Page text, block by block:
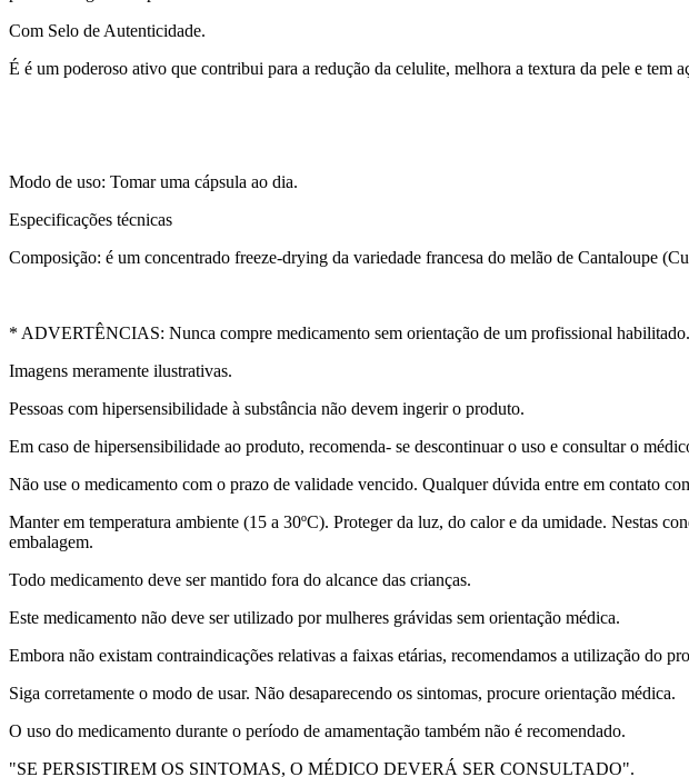
Com Selo de Autenticidade.
É é um poderoso ativo que contribui para a redução da celulite, melhora a textura da pele e tem
Modo de uso: Tomar uma cápsula ao dia.
Especificações técnicas
Composição: é um concentrado freeze-drying da variedade francesa do melão de Cantaloupe
* ADVERTÊNCIAS: Nunca compre medicamento sem orientação de um profissional habilitado.
Imagens meramente ilustrativas.
Pessoas com hipersensibilidade à substância não devem ingerir o produto.
Em caso de hipersensibilidade ao produto, recomenda- se descontinuar o uso e consultar o
Não use o medicamento com o prazo de validade vencido. Qualquer dúvida entre em contato
Manter em temperatura ambiente (15 a 30ºC). Proteger da luz, do calor e da umidade. Nestas
embalagem.
Todo medicamento deve ser mantido fora do alcance das crianças.
Este medicamento não deve ser utilizado por mulheres grávidas sem orientação médica.
Embora não existam contraindicações relativas a faixas etárias, recomendamos a utilização do
Siga corretamente o modo de usar. Não desaparecendo os sintomas, procure orientação médica.
O uso do medicamento durante o período de amamentação também não é recomendado.
"SE PERSISTIREM OS SINTOMAS, O MÉDICO DEVERÁ SER CONSULTADO".